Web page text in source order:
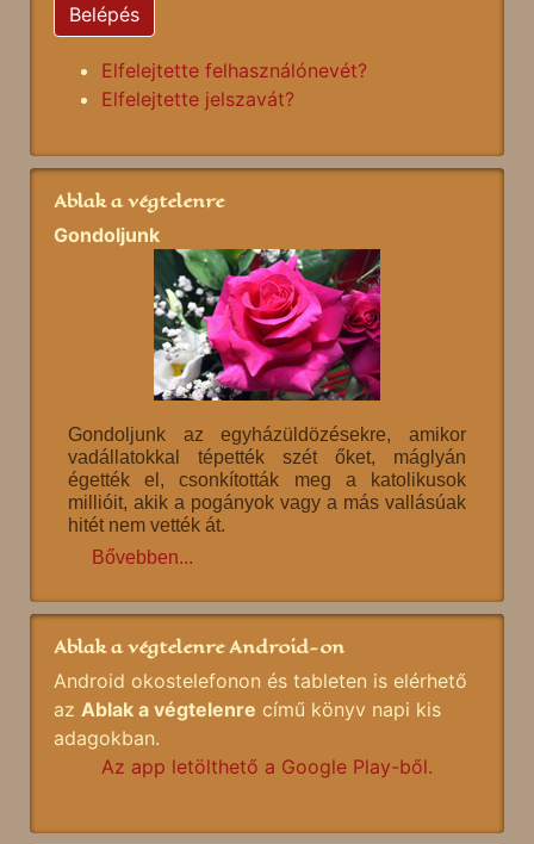
Belépés
Elfelejtette felhasználónevét?
Elfelejtette jelszavát?
Ablak a végtelenre
Gondoljunk
Gondoljunk az egyházüldözésekre, amikor
vadállatokkal tépették szét őket, máglyán
égették el, csonkították meg a katolikusok
millióit, akik a pogányok vagy a más vallásúak
hitét nem vették át.
Bővebben...
Ablak a végtelenre Android-on
Android okostelefonon és tableten is elérhető
az Ablak a végtelenre című könyv napi kis
adagokban.
Az app letölthető a Google Play-ből.